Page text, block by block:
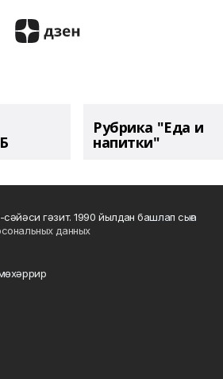
Рубрика "Еда и
напитки"
гәзит. 1990 йылдан башлап сыға
данных